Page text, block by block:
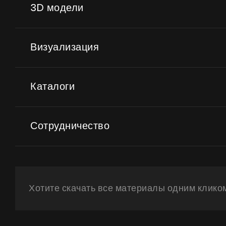
3D модели
Визуализация
Каталоги
Сотрудничество
Хотите скачать все материалы одним